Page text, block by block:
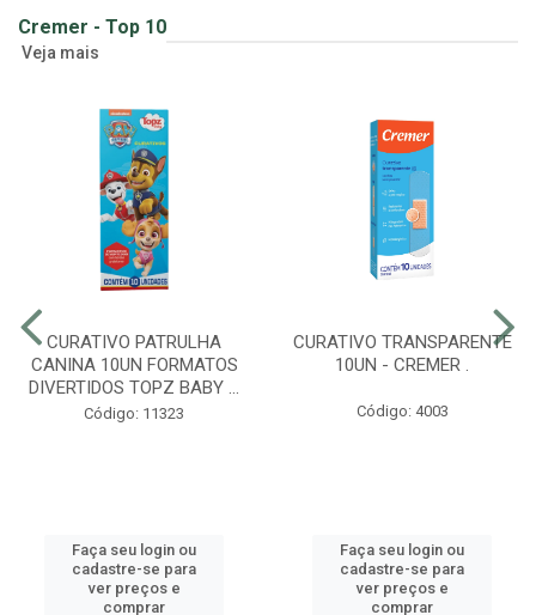
Cremer - Top 10
Veja mais
CURATIVO PATRULHA
CANINA 10UN FORMATOS
DIVERTIDOS TOPZ BABY ...
Faça seu login ou
cadastre-se para
ver preços e
CURATIVO TRANSPARENTE
Faça seu login ou
cadastre-se para
ver preços e